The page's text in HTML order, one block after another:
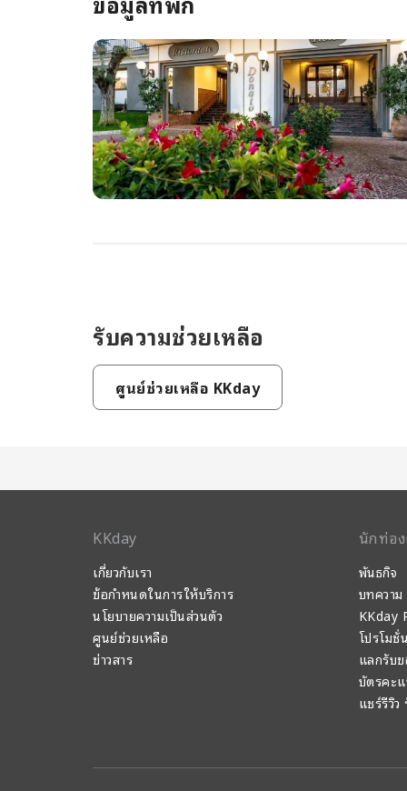
รับความช่วยเหลือ
ศูนย์ช่วยเหลือ KKday
KKday
เกี่ยวกับเรา
ข้อกำหนดในการให้บริการ
นโยบายความเป็นส่วนตัว
ศูนย์ช่วยเหลือ
ข่าวสาร
นักท่อ
พันธกิจ
บทความ
KKday
โปรโมชั่
แลกรับ
บัตรคะ
แชร์รีวิว